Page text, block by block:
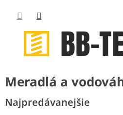
obsah
Meradlá a
Najpredávanejšie